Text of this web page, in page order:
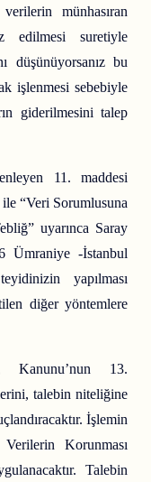
münhasıran
edilmesi suretiyle
düşünüyorsanız bu
işlenmesi sebebiyle
giderilmesini talep
11. maddesi
“Veri Sorumlusuna
uyarınca Saray
-İstanbul
yapılması
diğer yöntemlere
Kanunu’nun 13.
talebin niteliğine
İşlemin
Korunması
Talebin